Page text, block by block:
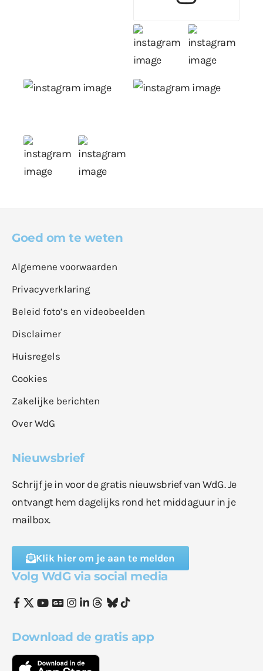
Goed om te weten
Algemene voorwaarden
Privacyverklaring
Beleid foto’s en videobeelden
Disclaimer
Huisregels
Cookies
Zakelijke berichten
Over WdG
Nieuwsbrief
Schrijf je in voor de gratis nieuwsbrief van WdG. Je
ontvangt hem dagelijks rond het middaguur in je
mailbox.
Klik hier om je aan te melden
Volg WdG via social media
Download de gratis app